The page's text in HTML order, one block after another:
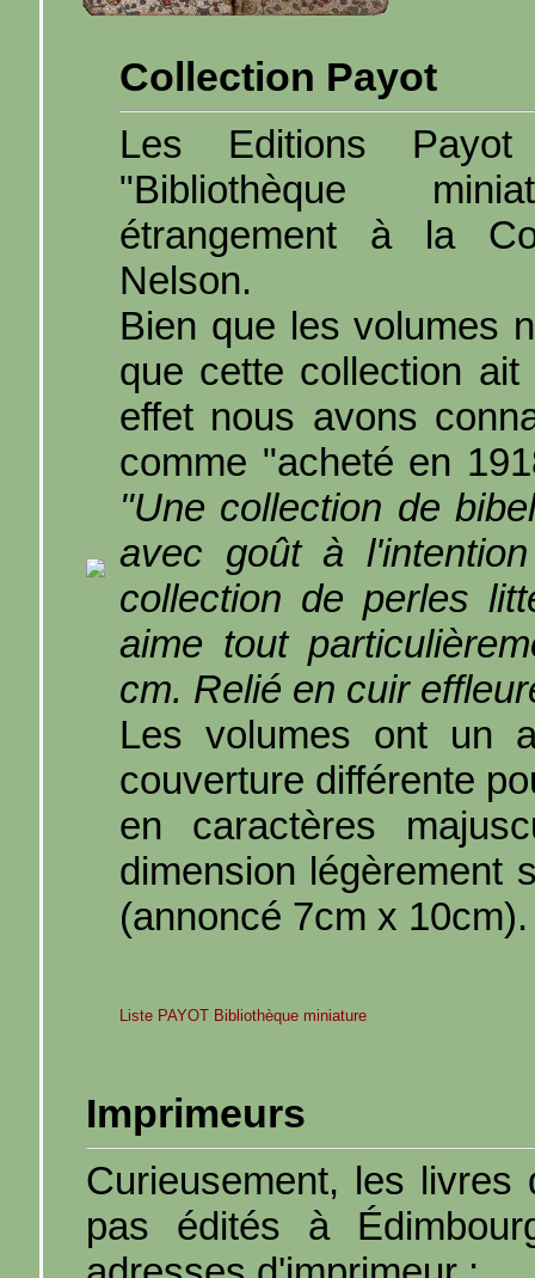
Collection Payot
Les Editions
"Bibliothèque
étrangement à la
Nelson.
Bien que les volumes
que cette collection
effet nous avons
comme "acheté en
"Une collection de
avec goût à
collection de perles
aime tout
cm. Relié en cuir
Les volumes ont un
couverture différente
en caractères
dimension légèrement
(annoncé 7cm x 10cm).
Liste PAYOT Bibliothèque miniature
Imprimeurs
Curieusement, les
pas édités à